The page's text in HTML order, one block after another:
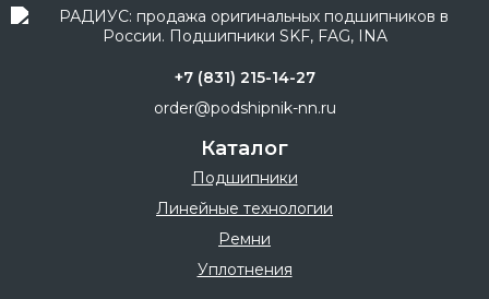
+7 (831) 215-14-27
order@podshipnik-nn.ru
Каталог
Подшипники
Линейные технологии
Ремни
Уплотнения